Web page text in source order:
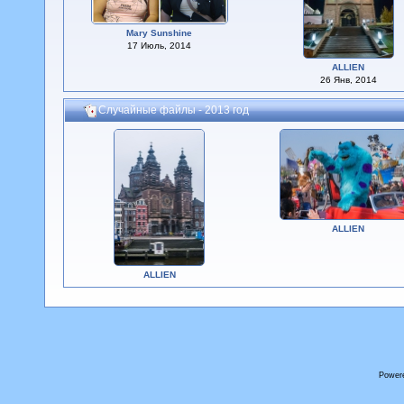
Mary Sunshine
17 Июль, 2014
ALLIEN
26 Янв, 2014
Случайные файлы - 2013 год
ALLIEN
ALLIEN